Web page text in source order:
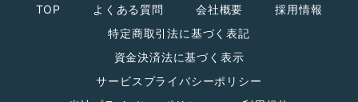
TOP よくある質問 会社概要
採用情報
特定商取引法に基づく表記
資金決済法に基づく表示
サービスプライバシーポリシー